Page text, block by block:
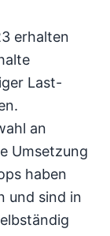
erhalten
Last-
an
Umsetzung
haben
und sind in